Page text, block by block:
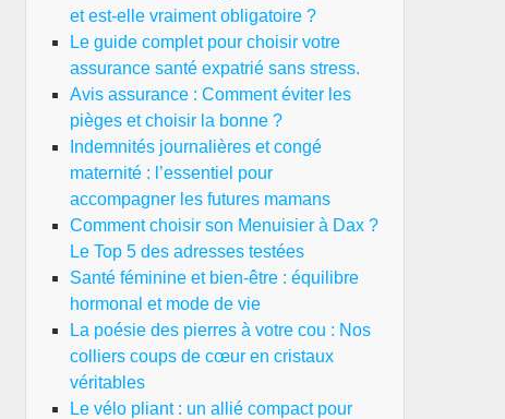
et est-elle vraiment obligatoire ?
Le guide complet pour choisir votre
assurance santé expatrié sans stress.
Avis assurance : Comment éviter les
pièges et choisir la bonne ?
Indemnités journalières et congé
maternité : l’essentiel pour
accompagner les futures mamans
Comment choisir son Menuisier à Dax ?
Le Top 5 des adresses testées
Santé féminine et bien-être : équilibre
hormonal et mode de vie
La poésie des pierres à votre cou : Nos
colliers coups de cœur en cristaux
véritables
Le vélo pliant : un allié compact pour